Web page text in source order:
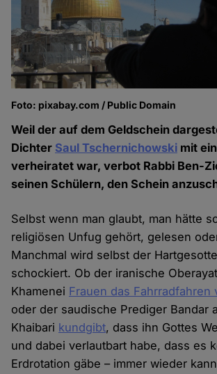
Foto: pixabay.com / Public Domain
Weil der auf dem Geldschein
Dichter Saul Tschernichowski mit
verheiratet war, verbot Rabbi Ben-
seinen Schülern, den Schein
Selbst wenn man glaubt, man hätte
religiösen Unfug gehört, gelesen
Manchmal wird selbst der
schockiert. Ob der iranische
Khamenei Frauen das Fahrradfahren
oder der saudische Prediger Bandar
Khaibari kundgibt, dass ihn Gottes
und dabei verlautbart habe, dass es
Erdrotation gäbe – immer wieder